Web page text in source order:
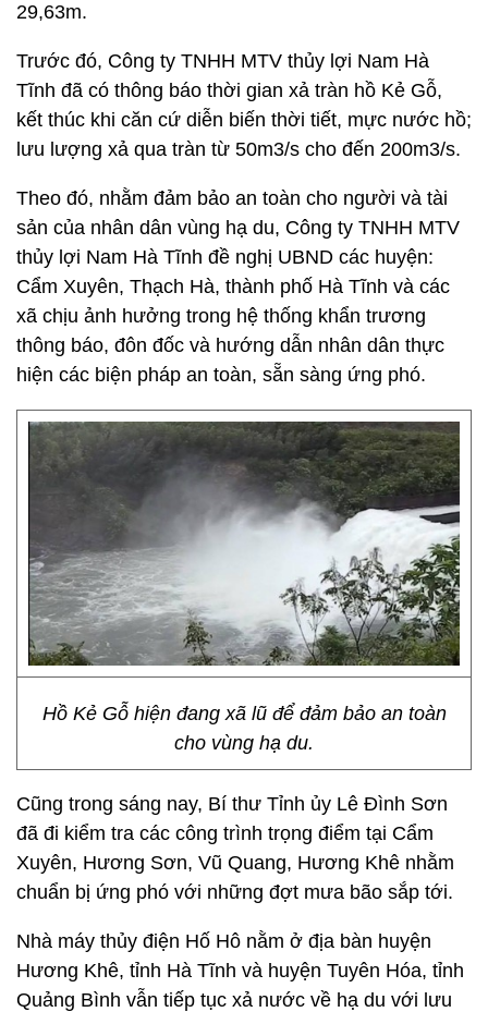
29,63m.
Trước đó, Công ty TNHH MTV thủy lợi Nam Hà
Tĩnh đã có thông báo thời gian xả tràn hồ Kẻ Gỗ,
kết thúc khi căn cứ diễn biến thời tiết, mực nước hồ;
lưu lượng xả qua tràn từ 50m3/s cho đến 200m3/s.
Theo đó, nhằm đảm bảo an toàn cho người và tài
sản của nhân dân vùng hạ du, Công ty TNHH MTV
thủy lợi Nam Hà Tĩnh đề nghị UBND các huyện:
Cẩm Xuyên, Thạch Hà, thành phố Hà Tĩnh và các
xã chịu ảnh hưởng trong hệ thống khẩn trương
thông báo, đôn đốc và hướng dẫn nhân dân thực
hiện các biện pháp an toàn, sẵn sàng ứng phó.
Hồ Kẻ Gỗ hiện đang xã lũ để đảm bảo an toàn
cho vùng hạ du.
Cũng trong sáng nay, Bí thư Tỉnh ủy Lê Đình Sơn
đã đi kiểm tra các công trình trọng điểm tại Cẩm
Xuyên, Hương Sơn, Vũ Quang, Hương Khê nhằm
chuẩn bị ứng phó với những đợt mưa bão sắp tới.
Nhà máy thủy điện Hố Hô nằm ở địa bàn huyện
Hương Khê, tỉnh Hà Tĩnh và huyện Tuyên Hóa, tỉnh
Quảng Bình vẫn tiếp tục xả nước về hạ du với lưu